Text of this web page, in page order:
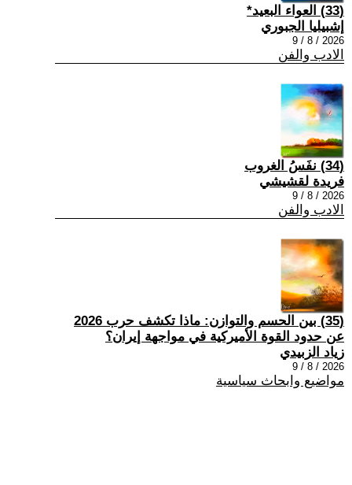
(33) العواء البعيد*
إشبيليا الجبوري
2026 / 8 / 9
الادب والفن
(34) نفَسُ الغروب
فريدة لقشيشي
2026 / 8 / 9
الادب والفن
(35) بين الحسم والتوازن: ماذا تكشف حرب 2026
عن حدود القوة الأميركية في مواجهة إيران؟
زياد الزبيدي
2026 / 8 / 9
مواضيع وابحاث سياسية